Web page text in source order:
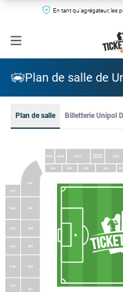
En tant qu'agrégateur, les
Plan de salle de
Plan de salle Billetterie Unipol
BSA BSB BSC TRIBUNA
STAMPA RSE
BIA BIC RID
SSA
SSB
SSC
SSD
SSE
SSF
SIA
SIB
SIC
SID
SIE
SIF